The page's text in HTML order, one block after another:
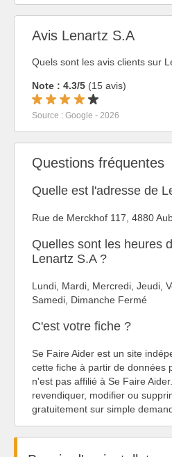
Avis Lenartz S.A
Quels sont les avis clients sur
Note : 4.3/5 (15 avis)
Source : Google - 2026
Questions fréquentes
Quelle est l'adresse de
Rue de Merckhof 117, 4880
Quelles sont les heures
Lenartz S.A ?
Lundi, Mardi, Mercredi, Jeudi,
Samedi, Dimanche Fermé
C'est votre fiche ?
Se Faire Aider est un site
cette fiche à partir de données
n'est pas affilié à Se Faire Aider.
revendiquer, modifier ou
gratuitement sur simple